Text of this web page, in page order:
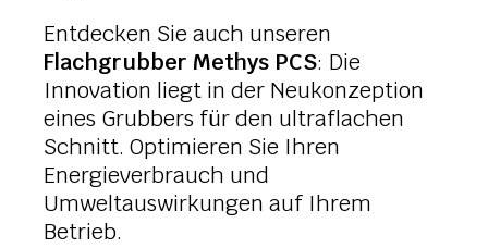
Entdecken Sie auch unseren
Flachgrubber Methys PCS: Die
Innovation liegt in der Neukonzeption
eines Grubbers für den ultraflachen
Schnitt. Optimieren Sie Ihren
Energieverbrauch und
Umweltauswirkungen auf Ihrem
Betrieb.